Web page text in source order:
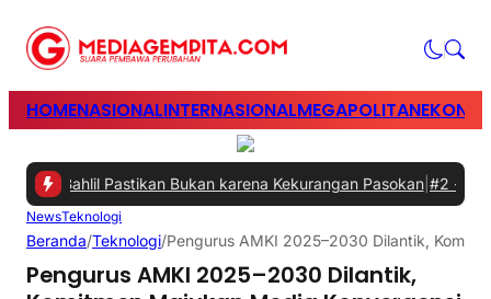
HOMENASIONALINTERNASIONALMEGAPOLITAN
Bahlil Pastikan Bukan karena Kekurangan Pasokan|#2 -Perkuat
NewsTeknologi
Beranda/Teknologi/Pengurus AMKI 2025–2030 Dilantik,
Pengurus AMKI 2025–2030 Dilantik,